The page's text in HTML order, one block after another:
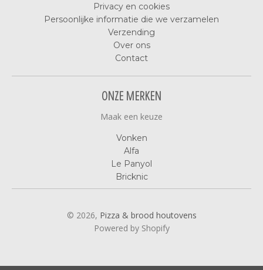
Privacy en cookies
Persoonlijke informatie die we verzamelen
Verzending
Over ons
Contact
ONZE MERKEN
Maak een keuze
Vonken
Alfa
Le Panyol
Bricknic
© 2026, Pizza & brood houtovens
Powered by Shopify